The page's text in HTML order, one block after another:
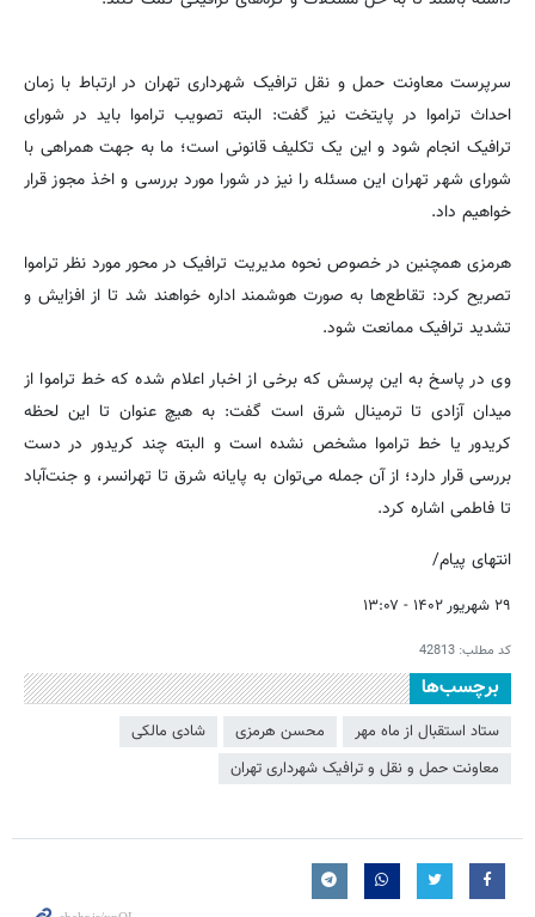
سرپرست معاونت حمل و نقل ترافیک شهرداری تهران در ارتباط با زمان
احداث تراموا در پایتخت نیز گفت: البته تصویب تراموا باید در شورای
ترافیک انجام شود و این یک تکلیف قانونی است؛ ما به جهت همراهی با
شورای شهر تهران این مسئله را نیز در شورا مورد بررسی و اخذ مجوز قرار
خواهیم داد.
هرمزی همچنین در خصوص نحوه مدیریت ترافیک در محور مورد نظر تراموا
تصریح کرد: تقاطع‌ها به صورت هوشمند اداره خواهند شد تا از افزایش و
تشدید ترافیک ممانعت شود.
وی در پاسخ به این پرسش که برخی از اخبار اعلام شده که خط تراموا از
میدان آزادی تا ترمینال شرق است گفت: به هیچ عنوان تا این لحظه
کریدور یا خط تراموا مشخص نشده است و البته چند کریدور در دست
بررسی قرار دارد؛ از آن جمله می‌توان به پایانه شرق تا تهرانسر، و جنت‌آباد
تا فاطمی اشاره کرد.
انتهای پیام/
۲۹ شهریور ۱۴۰۲ - ۱۳:۰۷
کد مطلب: 42813
برچسب‌ها
ستاد استقبال از ماه مهر محسن هرمزی
شادی مالکی
معاونت حمل و نقل و ترافیک شهرداری تهران